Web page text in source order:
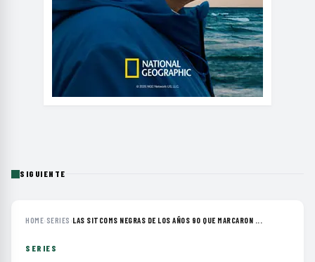
SIGUIENTE
HOME› SERIES ›LAS SITCOMS NEGRAS DE LOS AÑOS 90 QUE MARCARON ...
SERIES